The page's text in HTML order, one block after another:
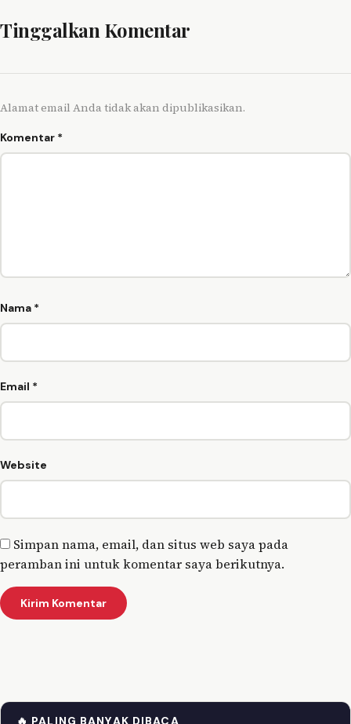
Tinggalkan Komentar
Alamat email Anda tidak akan dipublikasikan.
Komentar *
Nama *
Email *
Website
Simpan nama, email, dan situs web saya pada
peramban ini untuk komentar saya berikutnya.
🔥 PALING BANYAK DIBACA